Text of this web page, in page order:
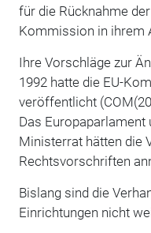
für die Rücknahme
Kommission in ihrem
Ihre Vorschläge zur
1992 hatte die EU-
veröffentlicht
Das Europaparlament
Ministerrat hätten die
Rechtsvorschriften
Bislang sind die
Einrichtungen nicht